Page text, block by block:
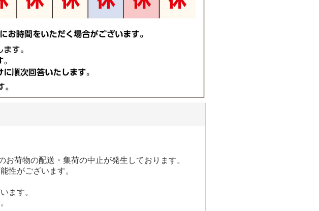
荷物の配送・集荷の中止が発生しております。
性がございます。
ます。